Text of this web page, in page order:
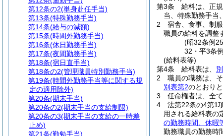
第3条
給料は、正
当、特殊勤務手当
2
宿舎、食事、制
職員の給料を調整
(昭32条例
32・平3条
(給料表等)
第4条
給料表は、
2
職員の職務は、
別表第2のとおりと
3
任命権者は、全
4
法第22条の4第1
用される給料表の
の勤務時間、休暇
勤務職員の勤務時
第12条の2(単身赴任手当)
第13条(特殊勤務手当)
第14条(給与の減額)
第15条(時間外勤務手当)
第16条(休日勤務手当)
第17条(夜間勤務手当)
第18条(宿日直手当)
第18条の2(管理職員特別勤務手当)
第19条(時間外勤務手当等に関する規
定の適用除外)
第20条(期末手当)
第20条の2(期末手当の支給制限)
第20条の3(期末手当の支給の一時差
止め)
第21条(勤勉手当)